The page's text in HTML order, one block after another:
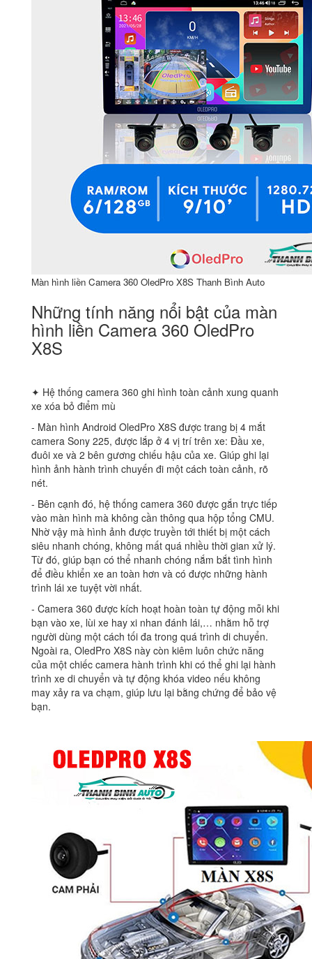
Màn hình liền Camera 360 OledPro X8S Thanh Bình Auto
Những tính năng nổi bật của màn
hình liền Camera 360 OledPro
X8S
✦ Hệ thống camera 360 ghi hình toàn cảnh xung quanh
xe xóa bỏ điểm mù
‐ Màn hình Android OledPro X8S được trang bị 4 mắt
camera Sony 225, được lắp ở 4 vị trí trên xe: Đầu xe,
đuôi xe và 2 bên gương chiếu hậu của xe. Giúp ghi lại
hình ảnh hành trình chuyến đi một cách toàn cảnh, rõ
nét.
‐ Bên cạnh đó, hệ thống camera 360 được gắn trực tiếp
vào màn hình mà không cần thông qua hộp tổng CMU.
Nhờ vậy mà hình ảnh được truyền tới thiết bị một cách
siêu nhanh chóng, không mất quá nhiều thời gian xử lý.
Từ đó, giúp bạn có thể nhanh chóng nắm bắt tình hình
để điều khiển xe an toàn hơn và có được những hành
trình lái xe tuyệt vời nhất.
‐ Camera 360 được kích hoạt hoàn toàn tự động mỗi khi
bạn vào xe, lùi xe hay xi nhan đánh lái,… nhằm hỗ trợ
người dùng một cách tối đa trong quá trình di chuyển.
Ngoài ra, OledPro X8S này còn kiêm luôn chức năng
của một chiếc camera hành trình khi có thể ghi lại hành
trình xe di chuyển và tự động khóa video nếu không
may xảy ra va chạm, giúp lưu lại bằng chứng để bảo vệ
bạn.